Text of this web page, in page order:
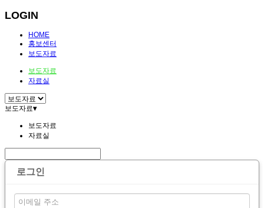
LOGIN
HOME
홍보센터
보도자료
보도자료
자료실
보도자료▾
보도자료
자료실
로그인